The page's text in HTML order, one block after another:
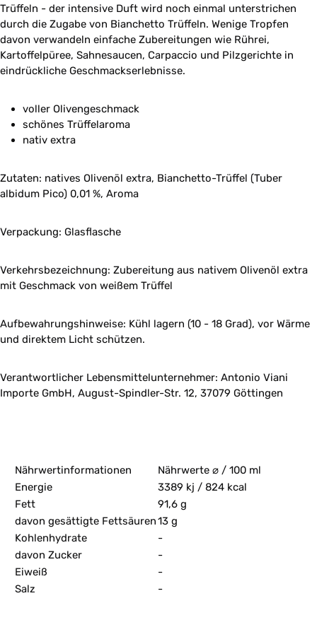
Trüffeln - der intensive Duft wird noch einmal unterstrichen
durch die Zugabe von Bianchetto Trüffeln. Wenige Tropfen
davon verwandeln einfache Zubereitungen wie Rührei,
Kartoffelpüree, Sahnesaucen, Carpaccio und Pilzgerichte in
eindrückliche Geschmackserlebnisse.
voller Olivengeschmack
schönes Trüffelaroma
nativ extra
Zutaten: natives Olivenöl extra, Bianchetto-Trüffel (Tuber
albidum Pico) 0,01 %, Aroma
Verpackung: Glasflasche
Verkehrsbezeichnung: Zubereitung aus nativem Olivenöl extra
mit Geschmack von weißem Trüffel
Aufbewahrungshinweise: Kühl lagern (10 - 18 Grad), vor Wärme
und direktem Licht schützen.
Verantwortlicher Lebensmittelunternehmer: Antonio Viani
Importe GmbH, August-Spindler-Str. 12, 37079 Göttingen
Nährwertinformationen
Nährwerte ⌀ / 100 ml
Energie
3389 kj / 824 kcal
Fett
91,6 g
davon gesättigte Fettsäuren13 g
Kohlenhydrate
-
davon Zucker
-
Eiweiß
-
Salz
-